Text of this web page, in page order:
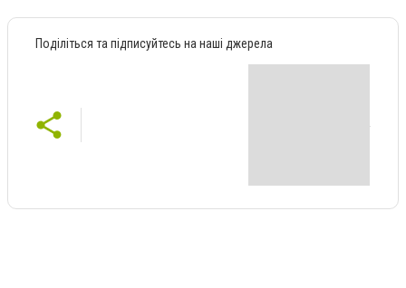
Поділіться та підписуйтесь на наші джерела